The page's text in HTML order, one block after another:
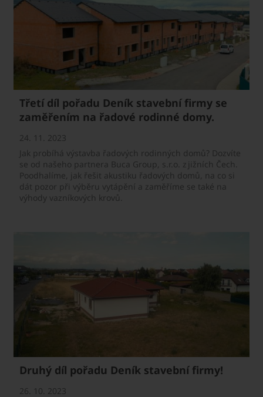
Třetí díl pořadu Deník stavební firmy se
zaměřením na řadové rodinné domy.
24. 11. 2023
Jak probíhá výstavba řadových rodinných domů? Dozvíte
se od našeho partnera Buca Group, s.r.o. z jižních Čech.
Poodhalíme, jak řešit akustiku řadových domů, na co si
dát pozor při výběru vytápění a zaměříme se také na
výhody vazníkových krovů.
Druhý díl pořadu Deník stavební firmy!
26. 10. 2023